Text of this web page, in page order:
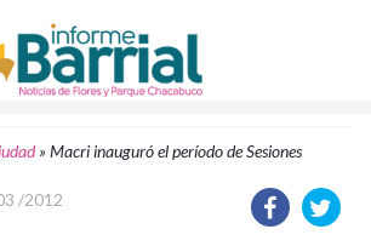
»Macri inauguró el período de Sesiones
/2012